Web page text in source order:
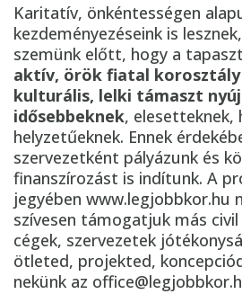
Karitatív, önkéntességen
kezdeményezéseink is
szemünk előtt, hogy a
aktív, örök fiatal korosztály
kulturális, lelki támaszt
idősebbeknek, elesetteknek,
helyzetűeknek. Ennek
szervezetként pályázunk és
finanszírozást is indítunk. A
jegyében www.legjobbkor.hu
szívesen támogatjuk más
cégek, szervezetek
ötleted, projekted,
nekünk az